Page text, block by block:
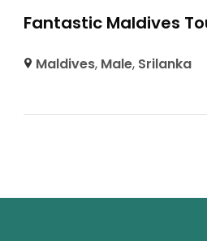
Fantastic Maldives
Maldives, Male, Srilanka